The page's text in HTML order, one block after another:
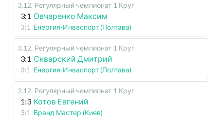
3.12. Регулярный чемпионат 1 Круг
3:1 Овчаренко Максим
3:1 Енергия-Инваспорт (Полтава)
3.12. Регулярный чемпионат 1 Круг
3:1 Скварский Дмитрий
3:1 Енергия-Инваспорт (Полтава)
2.12. Регулярный чемпионат 1 Круг
1:3 Котов Евгений
3:1 Бранд Мастер (Киев)